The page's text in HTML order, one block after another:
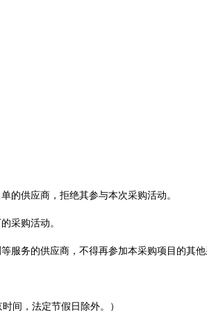
的供应商，拒绝其参与本次采购活动。
采购活动。
服务的供应商，不得再参加本采购项目的其
间，法定节假日除外。）